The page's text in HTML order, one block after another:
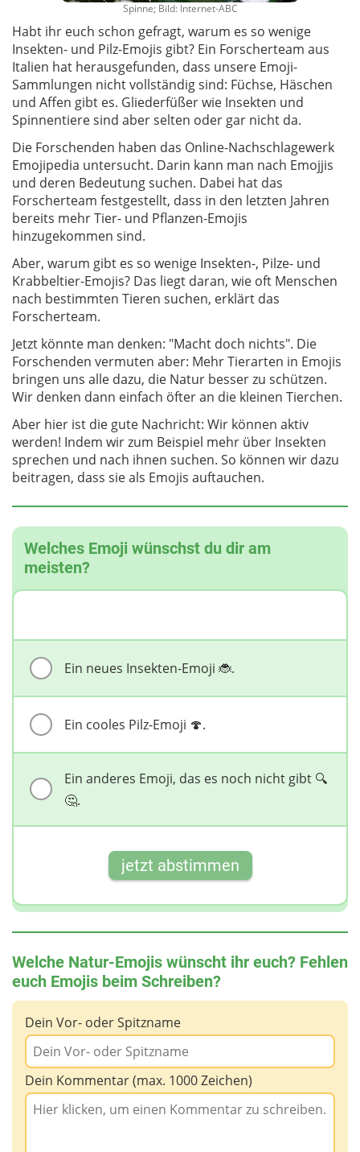
Spinne; Bild: Internet-ABC
Habt ihr euch schon gefragt, warum es so wenige
Insekten- und Pilz-Emojis gibt? Ein Forscherteam aus
Italien hat herausgefunden, dass unsere Emoji-
Sammlungen nicht vollständig sind: Füchse, Häschen
und Affen gibt es. Gliederfüßer wie Insekten und
Spinnentiere sind aber selten oder gar nicht da.
Die Forschenden haben das Online-Nachschlagewerk
Emojipedia untersucht. Darin kann man nach Emojjis
und deren Bedeutung suchen. Dabei hat das
Forscherteam festgestellt, dass in den letzten Jahren
bereits mehr Tier- und Pflanzen-Emojis
hinzugekommen sind.
Aber, warum gibt es so wenige Insekten-, Pilze- und
Krabbeltier-Emojis? Das liegt daran, wie oft Menschen
nach bestimmten Tieren suchen, erklärt das
Forscherteam.
Jetzt könnte man denken: "Macht doch nichts". Die
Forschenden vermuten aber: Mehr Tierarten in Emojis
bringen uns alle dazu, die Natur besser zu schützen.
Wir denken dann einfach öfter an die kleinen Tierchen.
Aber hier ist die gute Nachricht: Wir können aktiv
werden! Indem wir zum Beispiel mehr über Insekten
sprechen und nach ihnen suchen. So können wir dazu
beitragen, dass sie als Emojis auftauchen.
Welches Emoji wünschst du dir am
meisten?
Ein neues Insekten-Emoji 🐞.
Ein cooles Pilz-Emoji 🍄.
Ein anderes Emoji, das es noch nicht gibt 🔍
🤔.
jetzt abstimmen
Welche Natur-Emojis wünscht ihr euch? Fehlen
euch Emojis beim Schreiben?
Dein Vor- oder Spitzname
Dein Kommentar (max. 1000 Zeichen)